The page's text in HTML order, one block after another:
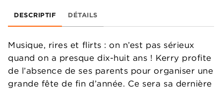
DESCRIPTIF DÉTAILS
Musique, rires et flirts : on n’est pas sérieux
quand on a presque dix-huit ans ! Kerry profite
de l’absence de ses parents pour organiser une
grande fête de fin d’année. Ce sera sa dernière